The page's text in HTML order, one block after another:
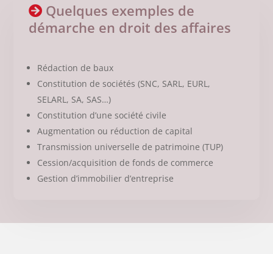
Quelques exemples de
démarche en droit des affaires
Rédaction de baux
Constitution de sociétés(SNC, SARL, EURL,
SELARL, SA, SAS…)
Constitution d’une société civile
Augmentation ou réduction de capital
Transmission universelle de patrimoine (TUP)
Cession/acquisition de fonds de commerce
Gestion d’immobilier d’entreprise